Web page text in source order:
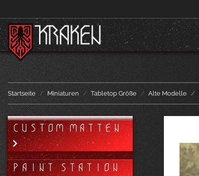
Startseite Miniaturen Tabletop Größe Alte Modelle
CUSTOM MATTEN
PAINT STATION